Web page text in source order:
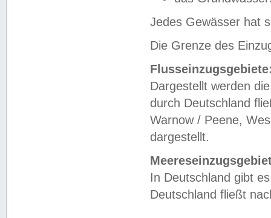
Jedes Gewässer hat
Die Grenze des
Dargestellt werden
durch Deutschland
Warnow / Peene,
dargestellt.
In Deutschland gibt
Deutschland fließt